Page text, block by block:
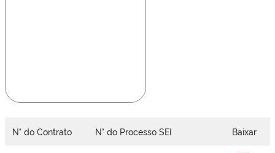
N° do Contrato N° do Processo SEI Baixar